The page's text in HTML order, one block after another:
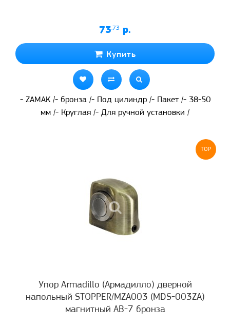
73.73 р.
Купить
- ZAMAK /- бронза /- Под цилиндр /- Пакет /- 38-50
мм /- Круглая /- Для ручной установки /
TOP
Упор Armadillo (Армадилло) дверной
напольный STOPPER/MZA003 (MDS-003ZA)
магнитный AB-7 бронза